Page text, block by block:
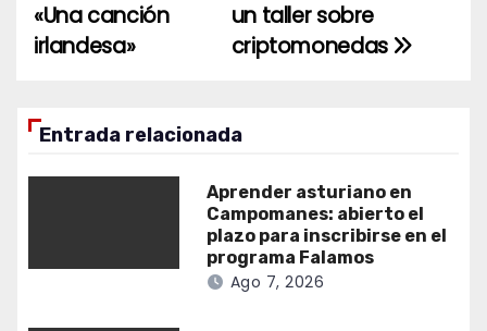
entradas
un taller sobre
criptomonedas
«Una canción
irlandesa»
Entrada relacionada
Aprender asturiano en
Campomanes: abierto el
plazo para inscribirse en el
programa Falamos
Ago 7, 2026